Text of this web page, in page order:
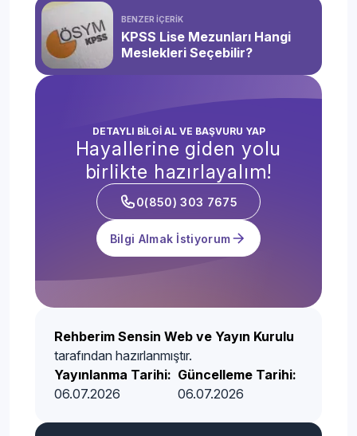
BENZER İÇERİK
KPSS Lise Mezunları Hangi
Meslekleri Seçebilir?
DETAYLI BİLGİ AL VE BAŞVURU YAP
Hayallerine giden yolu
birlikte hazırlayalım!
0(850) 303 7675
Bilgi Almak İstiyorum
Rehberim Sensin Web ve Yayın Kurulu
tarafından hazırlanmıştır.
Yayınlanma Tarihi:
06.07.2026
Güncelleme Tarihi:
06.07.2026